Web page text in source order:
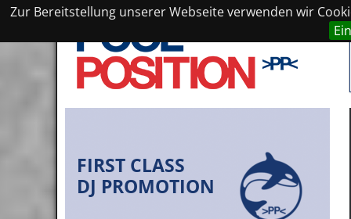
Zur Bereitstellung unserer Webseite verwenden wir
FIRST CLASS
DJ PROMOTION